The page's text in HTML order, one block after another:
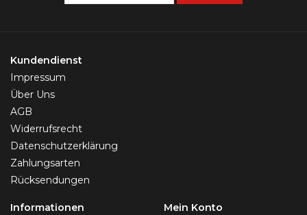
Kundendienst
Impressum
Über Uns
AGB
Widerrufsrecht
Datenschutzerklärung
Zahlungsarten
Rücksendungen
Informationen
Mein Konto